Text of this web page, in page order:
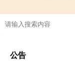
公告